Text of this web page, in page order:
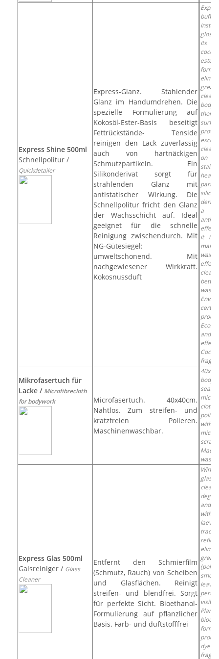
Express Shine 500ml
Schnellpolitur /
Quickdetailer
Express-Glanz. Stahlender
Glanz im Handumdrehen. Die
spezielle Formulierung auf
Kokosöl-Ester-Basis beseitigt
Fettrückstände- Tenside
reinigen den Lack zuverlässig
auch von hartnäckigen
Schmutzpartikeln. Ein
Silikonderivat sorgt für
strahlenden Glanz mit
antistatischer Wirkung. Die
Schnellpolitur fricht den Glanz
der Wachsschicht auf. Ideal
geeignet für die schnelle
Reinigung zwischendurch. Mit
NG-Gütesiegel:
umweltschonend. Mit
nachgewiesener Wirkkraft.
Kokosnussduft
Its
ester-
on
heavy
silicon
a
it
wax
and
Mikrofasertuch für
Lacke / Microfibrecloth
for bodywork
Microfasertuch. 40x40cm.
Nahtlos. Zum streifen- und
kratzfreien Polieren.
Maschinenwaschbar.
cloth.
micro
Express Glas 500ml
Galsreiniger / Glass
Cleaner
Entfernt den Schmierfilm
(Schmutz, Rauch) von Scheiben
und Glasflächen. Reinigt
streifen- und blendfrei. Sorgt
für perfekte Sicht. Bioethanol-
Formulierung auf pflanzlicher
Basis. Farb- und duftstofffrei
glass
and
Plant-
dye-